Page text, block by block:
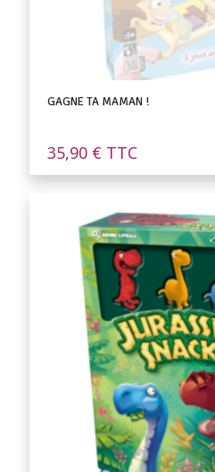
GAGNE TA MAMAN !
35,90 € TTC